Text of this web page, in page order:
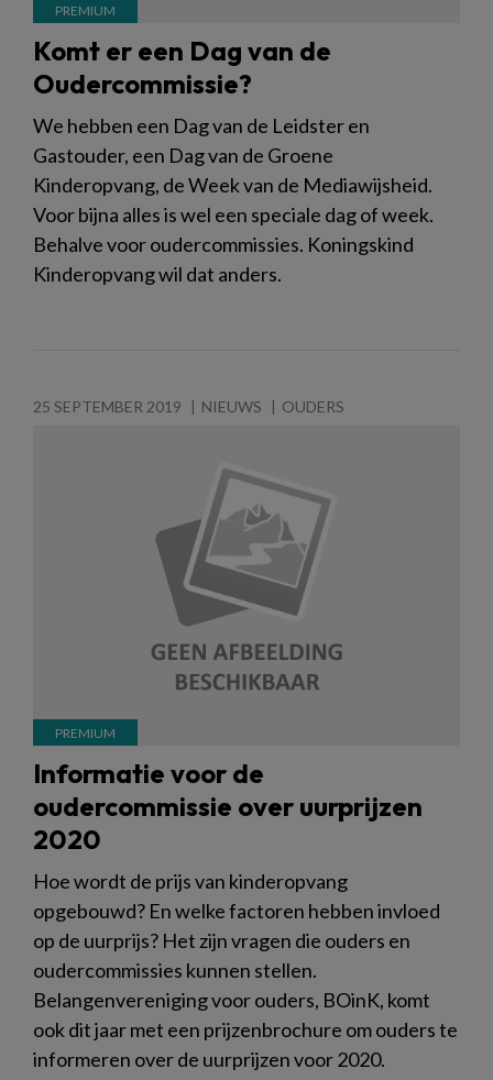
Komt er een Dag van de
Oudercommissie?
We hebben een Dag van de Leidster en
Gastouder, een Dag van de Groene
Kinderopvang, de Week van de Mediawijsheid.
Voor bijna alles is wel een speciale dag of week.
Behalve voor oudercommissies. Koningskind
Kinderopvang wil dat anders.
25 SEPTEMBER 2019 NIEUWS OUDERS
Informatie voor de
oudercommissie over uurprijzen
2020
Hoe wordt de prijs van kinderopvang
opgebouwd? En welke factoren hebben invloed
op de uurprijs? Het zijn vragen die ouders en
oudercommissies kunnen stellen.
Belangenvereniging voor ouders, BOinK, komt
ook dit jaar met een prijzenbrochure om ouders te
informeren over de uurprijzen voor 2020.